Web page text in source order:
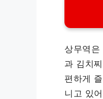
상무역
과 김치
편하게
니고 있